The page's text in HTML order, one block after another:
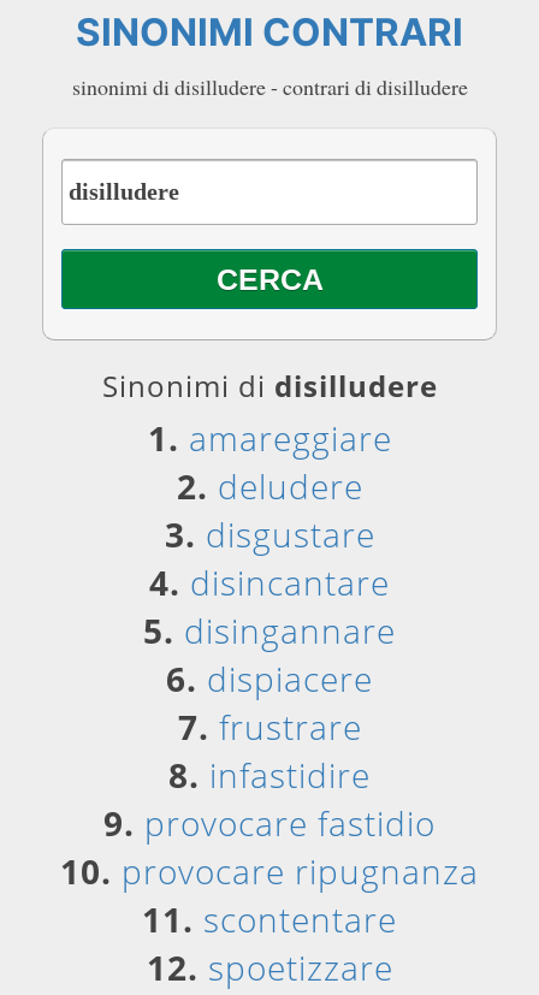
SINONIMI CONTRARI
sinonimi di disilludere - contrari di disilludere
Sinonimi di disilludere
1. amareggiare
2. deludere
3. disgustare
4. disincantare
5. disingannare
6. dispiacere
7. frustrare
8. infastidire
9. provocare fastidio
10. provocare ripugnanza
11. scontentare
12. spoetizzare